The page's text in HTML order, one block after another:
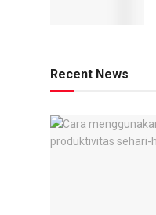
Recent News